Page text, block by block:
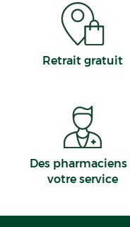
Retrait gratuit
Des pharmaciens
votre service